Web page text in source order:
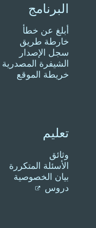
البرنامج
أبلغ عن خطأ
خارطة طريق
سجل الإصدار
الشيفرة المصدرية
خريطة الموقع
تعليم
وثائق
الأسئلة المتكررة
بيان الخصوصية
دروس